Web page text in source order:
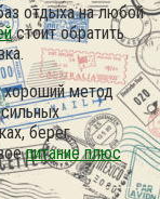
отдыха на любой
стоит обратить
хороший метод
берег
питание плюс